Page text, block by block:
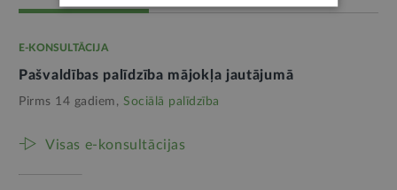
E-KONSULTĀCIJA
Pašvaldības palīdzība mājokļa jautājumā
Pirms 14 gadiem, Sociālā palīdzība
Visas e-konsultācijas